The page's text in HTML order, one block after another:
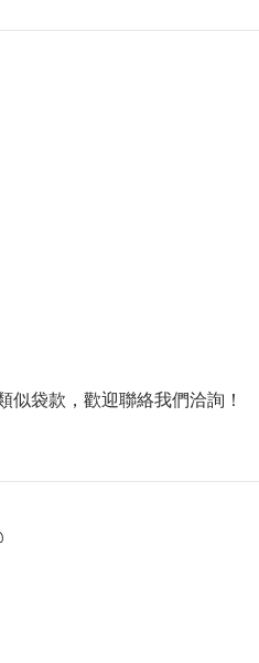
袋款，歡迎聯絡我們洽詢！